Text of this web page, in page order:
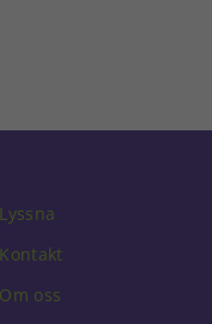
Lyssna
Kontakt
Om oss